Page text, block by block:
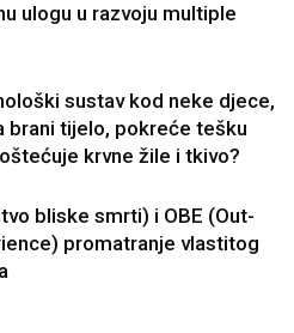
ulogu u razvoju multiple
sustav kod neke djece,
brani tijelo, pokreće tešku
krvne žile i tkivo?
bliske smrti) i OBE (Out-
promatranje vlastitog